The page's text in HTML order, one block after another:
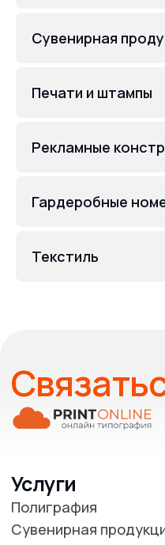
Сувенирная
Печати и штампы
Рекламные
Гардеробные
Текстиль